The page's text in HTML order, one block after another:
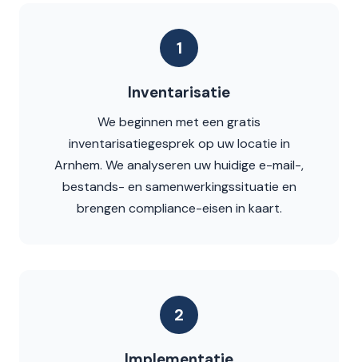
1
Inventarisatie
We beginnen met een gratis
inventarisatiegesprek op uw locatie in
Arnhem. We analyseren uw huidige e-mail-,
bestands- en samenwerkingssituatie en
brengen compliance-eisen in kaart.
2